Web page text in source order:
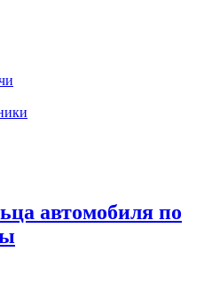
автомобиля по